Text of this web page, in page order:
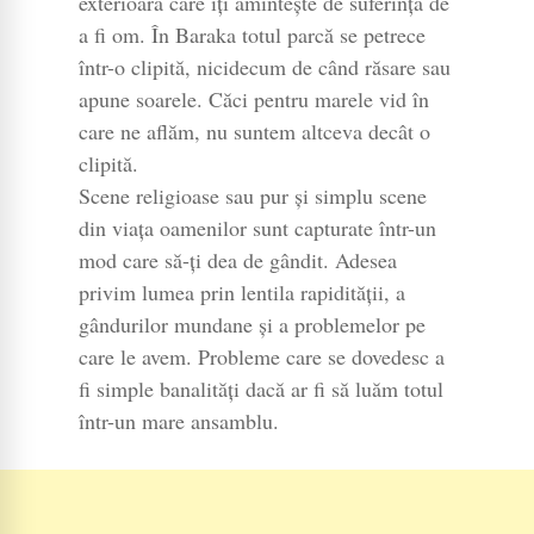
a fi om. În Baraka totul parcă se petrece
într-o clipită, nicidecum de când răsare sau
apune soarele. Căci pentru marele vid în
care ne aflăm, nu suntem altceva decât o
clipită.
Scene religioase sau pur și simplu scene
din viața oamenilor sunt capturate într-un
mod care să-ți dea de gândit. Adesea
privim lumea prin lentila rapidității, a
gândurilor mundane și a problemelor pe
care le avem. Probleme care se dovedesc a
fi simple banalități dacă ar fi să luăm totul
într-un mare ansamblu.